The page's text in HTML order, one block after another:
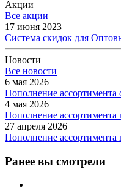
Акции
Все акции
17 июня 2023
Система скидок для
Новости
Все новости
6 мая 2026
Пополнение ассортимента
4 мая 2026
Пополнение ассортимента
27 апреля 2026
Пополнение ассортимента
Ранее вы смотрели